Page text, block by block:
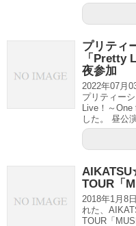
プリティ
「Pretty
夜参加
2022年07月
プリティー
Live！～One
した。 昼公
TOUR「
2018年1月8
れた、
TOUR「